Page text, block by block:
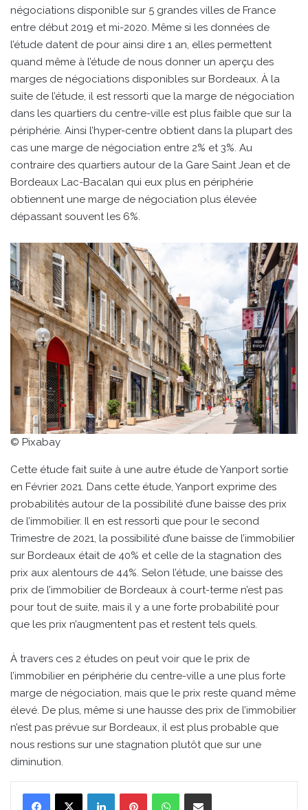
négociations disponible sur 5 grandes villes de France
entre début 2019 et mi-2020. Même si les données de
l’étude datent de pour ainsi dire 1 an, elles permettent
quand même à l’étude de nous donner un aperçu des
marges de négociations disponibles sur Bordeaux. À la
suite de l’étude, il est ressorti que la marge de négociation
dans les quartiers du centre-ville est plus faible que sur la
périphérie. Ainsi l’hyper-centre obtient dans la plupart des
cas une marge de négociation entre 2% et 3%. Au
contraire des quartiers autour de la Gare Saint Jean et de
Bordeaux Lac-Bacalan qui eux plus en périphérie
obtiennent une marge de négociation plus élevée
dépassant souvent les 6%.
© Pixabay
Cette étude fait suite à une autre étude de Yanport sortie
en Février 2021. Dans cette étude, Yanport exprime des
probabilités autour de la possibilité d’une baisse des prix
de l’immobilier. Il en est ressorti que pour le second
Trimestre de 2021, la possibilité d’une baisse de l’immobilier
sur Bordeaux était de 40% et celle de la stagnation des
prix aux alentours de 44%. Selon l’étude, une baisse des
prix de l’immobilier de Bordeaux à court-terme n’est pas
pour tout de suite, mais il y a une forte probabilité pour
que les prix n’augmentent pas et restent tels quels.
À travers ces 2 études on peut voir que le prix de
l’immobilier en périphérie du centre-ville a une plus forte
marge de négociation, mais que le prix reste quand même
élevé. De plus, même si une hausse des prix de l’immobilier
n’est pas prévue sur Bordeaux, il est plus probable que
nous restions sur une stagnation plutôt que sur une
diminution.
LinkedinPinterestWhatsAppPartager par email